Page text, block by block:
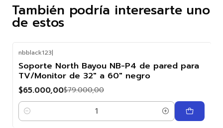
También podría interesarte uno
de estos
-18%
OFF
nbblack123|
Soporte North Bayou NB-P4 de pared para
TV/Monitor de 32" a 60" negro
$65.000,00$79.000,00
Cantidad